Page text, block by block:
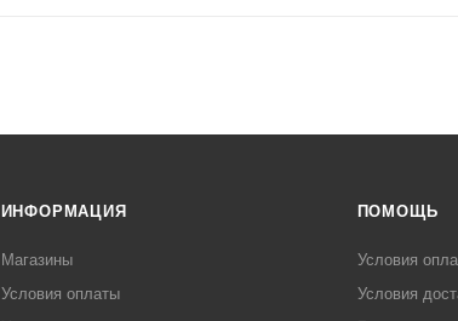
ИНФОРМАЦИЯ
Магазины
Условия оплаты
ПОМОЩЬ
Условия
Условия